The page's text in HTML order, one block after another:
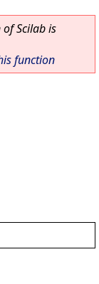
Scilab is
function